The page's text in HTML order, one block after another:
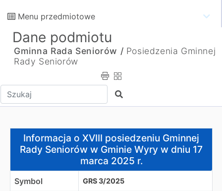
Menu przedmiotowe
Dane podmiotu
Gminna Rada Seniorów / Posiedzenia Gminnej
Rady Seniorów
Wpisz tekst do wyszukania Szukaj
Informacja o XVIII posiedzeniu Gminnej Rady
Informacja o XVIII posiedzeniu Gminnej
Rady Seniorów w Gminie Wyry w dniu 17
marca 2025 r.
Symbol GRS 3/2025